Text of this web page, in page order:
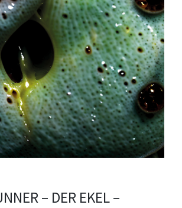
– DER EKEL –